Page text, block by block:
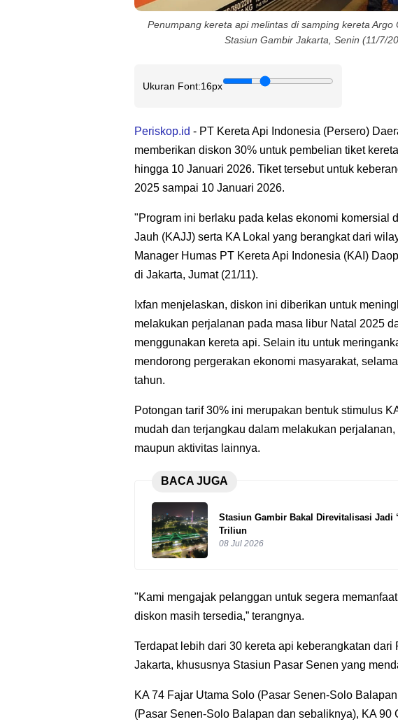
Penumpang kereta api melintas di samping kereta
Stasiun Gambir Jakarta, Senin (11/7/
Ukuran Font:16px
Periskop.id - PT Kereta Api Indonesia (Persero)
memberikan diskon 30% untuk pembelian tiket
hingga 10 Januari 2026. Tiket tersebut untuk
2025 sampai 10 Januari 2026.
"Program ini berlaku pada kelas ekonomi komersial
Jauh (KAJJ) serta KA Lokal yang berangkat dari
Manager Humas PT Kereta Api Indonesia (KAI)
di Jakarta, Jumat (21/11).
Ixfan menjelaskan, diskon ini diberikan untuk
melakukan perjalanan pada masa libur Natal 2025
menggunakan kereta api. Selain itu untuk
mendorong pergerakan ekonomi masyarakat,
tahun.
Potongan tarif 30% ini merupakan bentuk stimulus
mudah dan terjangkau dalam melakukan
maupun aktivitas lainnya.
BACA JUGA
Stasiun Gambir Bakal Direvitalisasi Jadi
Triliun
08 Jul 2026
"Kami mengajak pelanggan untuk segera
diskon masih tersedia,” terangnya.
Terdapat lebih dari 30 kereta api keberangkatan
Jakarta, khususnya Stasiun Pasar Senen yang
KA 74 Fajar Utama Solo (Pasar Senen-Solo
(Pasar Senen-Solo Balapan dan sebaliknya), KA 90